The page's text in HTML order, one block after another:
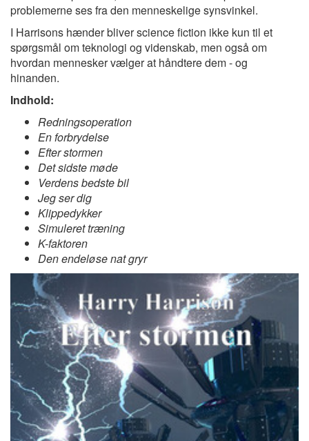
problemerne ses fra den menneskelige synsvinkel.
I Harrisons hænder bliver science fiction ikke kun til et
spørgsmål om teknologi og videnskab, men også om
hvordan mennesker vælger at håndtere dem - og
hinanden.
Indhold:
Redningsoperation
En forbrydelse
Efter stormen
Det sidste møde
Verdens bedste bil
Jeg ser dig
Klippedykker
Simuleret træning
K-faktoren
Den endeløse nat gryr